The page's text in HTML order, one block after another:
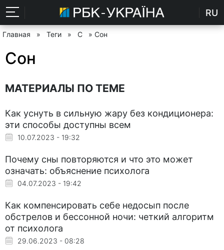
RU
Главная » Теги » С » Сон
Сон
МАТЕРИАЛЫ ПО ТЕМЕ
Как уснуть в сильную жару без кондиционера:
эти способы доступны всем
10.07.2023 - 19:32
Почему сны повторяются и что это может
означать: объяснение психолога
04.07.2023 - 19:42
Как компенсировать себе недосып после
обстрелов и бессонной ночи: четкий алгоритм
от психолога
29.06.2023 - 08:28